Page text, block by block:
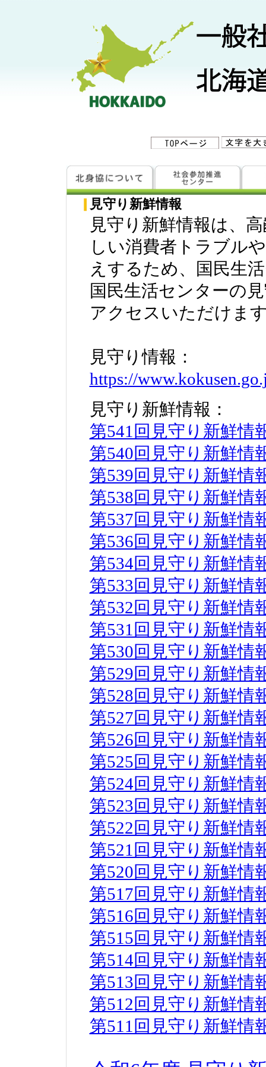
見守り新鮮情報
見守り新鮮情報は、
しい消費者トラブル
えするため、国民生
国民生活センターの
アクセスいただけま
見守り情報：
https://
見守り新鮮情報：
第541回見守り新鮮情
第540回見守り新鮮情
第539回見守り新鮮情
第538回見守り新鮮情
第537回見守り新鮮情
第536回見守り新鮮情
第534回見守り新鮮情
第533回見守り新鮮情
第532回見守り新鮮情
第531回見守り新鮮情
第530回見守り新鮮情
第529回見守り新鮮情
第528回見守り新鮮情
第527回見守り新鮮情
第526回見守り新鮮情
第525回見守り新鮮情
第524回見守り新鮮情
第523回見守り新鮮情
第522回見守り新鮮情
第521回見守り新鮮情
第520回見守り新鮮情
第517回見守り新鮮情
第516回見守り新鮮情
第515回見守り新鮮情
第514回見守り新鮮情
第513回見守り新鮮情
第512回見守り新鮮情
第511回見守り新鮮情